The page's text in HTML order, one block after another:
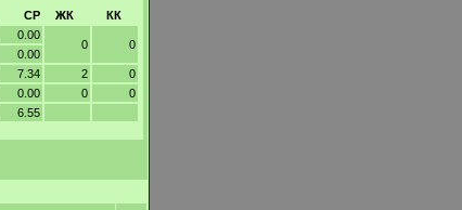
СР ЖК
КК
0.00
0 0
0.00
7.34 2
0
0.00 0
0
6.55